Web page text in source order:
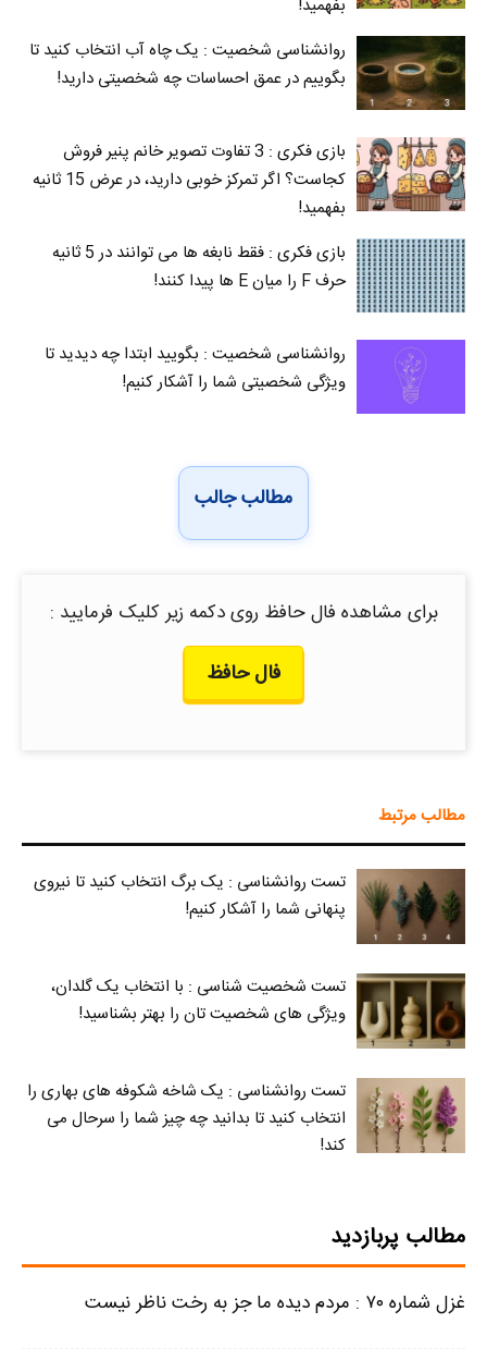
بفهمید!
روانشناسی شخصیت : یک چاه آب انتخاب کنید تا
بگوییم در عمق احساسات چه شخصیتی دارید!
بازی فکری : 3 تفاوت تصویر خانم پنیر فروش
کجاست؟ اگر تمرکز خوبی دارید، در عرض 15 ثانیه
بفهمید!
بازی فکری : فقط نابغه ها می توانند در 5 ثانیه
حرف F را میان E‌ ها پیدا کنند!
روانشناسی شخصیت : بگویید ابتدا چه دیدید تا
ویژگی شخصیتی شما را آشکار کنیم!
مطالب جالب
برای مشاهده فال حافظ روی دکمه زیر کلیک فرمایید :
فال حافظ
مطالب مرتبط
تست روانشناسی : یک برگ انتخاب کنید تا نیروی
پنهانی شما را آشکار کنیم!
تست شخصیت شناسی : با انتخاب یک گلدان،
ویژگی های شخصیت تان را بهتر بشناسید!
تست روانشناسی : یک شاخه شکوفه های بهاری را
انتخاب کنید تا بدانید چه چیز شما را سرحال می‌
کند!
مطالب پربازدید
غزل شماره ۷۰ : مردم دیده ما جز به رخت ناظر نیست